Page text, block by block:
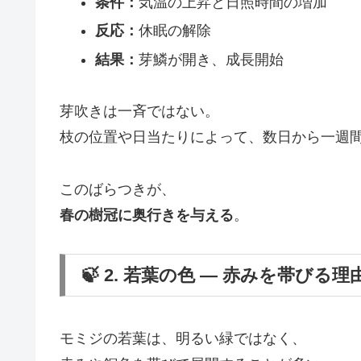
反応： 休眠の解除
結果： 芽鱗が開き、成長開始
芽吹きは一斉ではない。
枝の位置や日当たりによって、数日から一週
このばらつきが、
春の樹冠に奥行きを与える。
🍃 2. 若葉の色 ― 赤みを帯びる理
モミジの若葉は、明るい緑ではなく、